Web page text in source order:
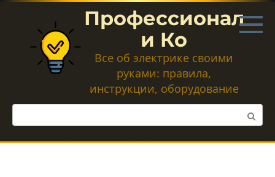
Перейти
контенту
Профессионал
и Ко
Все об электрике своими
руками: правила,
инструкции, оборудование
Поиск: